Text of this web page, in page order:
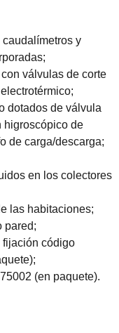
y
válvulas de corte
dotados de válvula
higroscópico de
de carga/descarga;
en los colectores
las habitaciones;
pared;
fijación código
(en paquete).